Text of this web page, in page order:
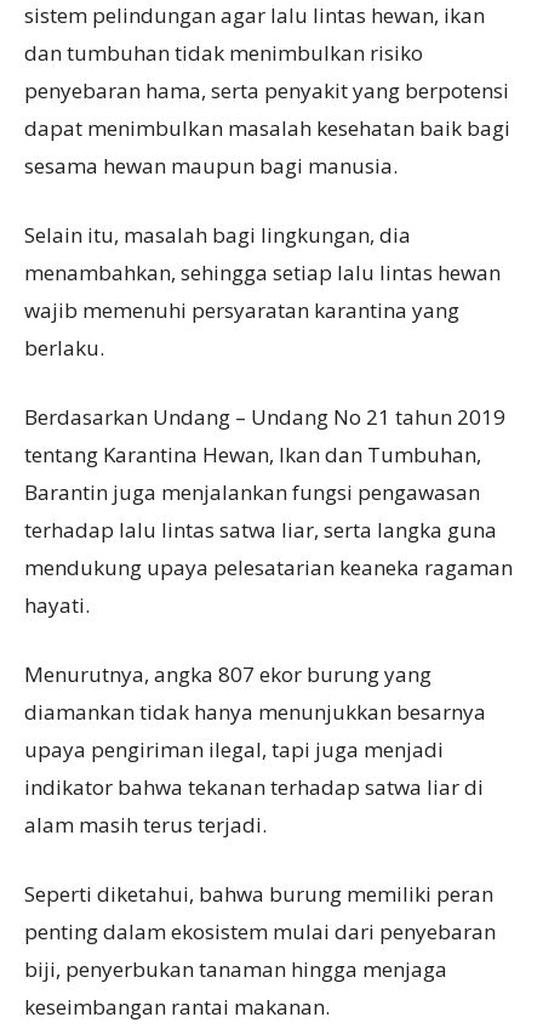
sistem pelindungan agar lalu lintas hewan, ikan
dan tumbuhan tidak menimbulkan risiko
penyebaran hama, serta penyakit yang berpotensi
dapat menimbulkan masalah kesehatan baik bagi
sesama hewan maupun bagi manusia.
Selain itu, masalah bagi lingkungan, dia
menambahkan, sehingga setiap lalu lintas hewan
wajib memenuhi persyaratan karantina yang
berlaku.
Berdasarkan Undang – Undang No 21 tahun 2019
tentang Karantina Hewan, Ikan dan Tumbuhan,
Barantin juga menjalankan fungsi pengawasan
terhadap lalu lintas satwa liar, serta langka guna
mendukung upaya pelesatarian keaneka ragaman
hayati.
Menurutnya, angka 807 ekor burung yang
diamankan tidak hanya menunjukkan besarnya
upaya pengiriman ilegal, tapi juga menjadi
indikator bahwa tekanan terhadap satwa liar di
alam masih terus terjadi.
Seperti diketahui, bahwa burung memiliki peran
penting dalam ekosistem mulai dari penyebaran
biji, penyerbukan tanaman hingga menjaga
keseimbangan rantai makanan.